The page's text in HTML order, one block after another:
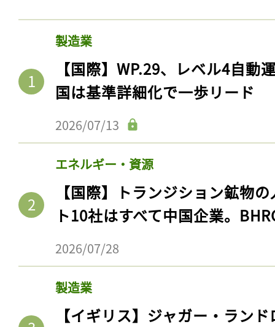
製造業
【国際】WP.29、レベル4自動
国は基準詳細化で一歩リード
2026/07/13
エネルギー・資源
【国際】トランジション鉱物
ト10社はすべて中国企業。
2026/07/28
製造業
【イギリス】ジャガー・ラン